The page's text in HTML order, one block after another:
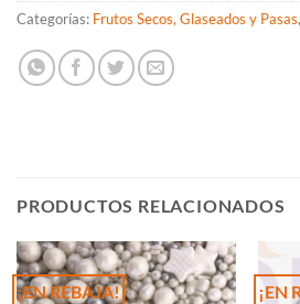
Categorías: Frutos Secos, Glaseados y Pasas,
PRODUCTOS RELACIONADOS
¡EN REBAJA! ¡EN